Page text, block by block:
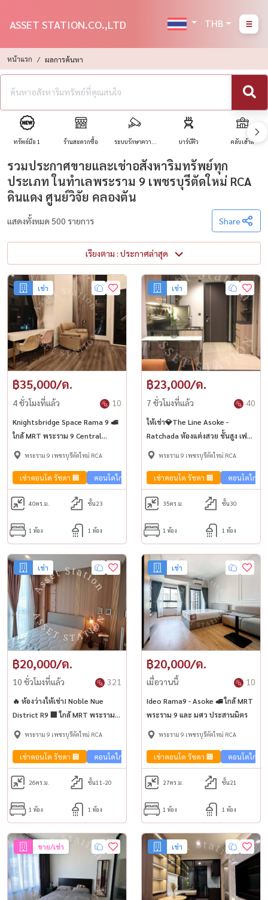
ASSET STATION.CO.,LTD THB
หน้าแรก ผลการค้นหา
ทรัพย์มือ 1 ร้านสะดวกซื้อ ระบบรักษาความ
ปลอดภัย
บาร์บีคิว คลับเฮ้าส์
รวมประกาศขายและเช่าอสังหาริมทรัพย์ทุก
ประเภท ในทำเลพระราม 9 เพชรบุรีตัดใหม่ RCA
ดินแดง ศูนย์วิจัย คลองตัน
แสดงทั้งหมด 500 รายการ Share
เรียงตาม : ประกาศล่าสุด
เช่า
฿35,000/ด.
4 ชั่วโมงที่แล้ว 10
Knightsbridge Space Rama 9 🚅
ใกล้ MRT พระราม 9 Central
Rama 9 และ JODD FAIRs
พระราม 9 เพชรบุรีตัดใหม่ RCA
เช่าคอนโด รัชดา 🏢 คอนโดใกล้รถไฟฟ้า🚈
40ตร.ม. ชั้น23
1 ห้อง 1 ห้อง
เช่า
฿23,000/ด.
7 ชั่วโมงที่แล้ว 40
ให้เช่า💎The Line Asoke -
Ratchada ห้องแต่งสวย ชั้นสูง เฟอร์
ครบพร้อมอยู่ | MRT พระราม 9
พระราม 9 เพชรบุรีตัดใหม่ RCA
เช่าคอนโด รัชดา 🏢 คอนโดใกล้ร
35ตร.ม. ชั้น30
1 ห้อง 1 ห้อง
เช่า
฿20,000/ด.
10 ชั่วโมงที่แล้ว 321
🔥 ห้องว่างให้เช่า! Noble Nue
District R9 🏢 ใกล้ MRT พระราม 9
🚇✨
พระราม 9 เพชรบุรีตัดใหม่ RCA
เช่าคอนโด รัชดา 🏢 คอนโดใกล้รถไฟฟ้า🚈
26ตร.ม. ชั้น11-20
1 ห้อง 1 ห้อง
เช่า
฿20,000/ด.
เมื่อวานนี้ 10
Ideo Rama9 - Asoke 🚅 ใกล้ MRT
พระราม 9 และ มศว ประสานมิตร
พระราม 9 เพชรบุรีตัดใหม่ RCA
เช่าคอนโด รัชดา 🏢 คอนโดใกล้ร
27ตร.ม. ชั้น21
1 ห้อง 1 ห้อง
ขาย/เช่า เช่า